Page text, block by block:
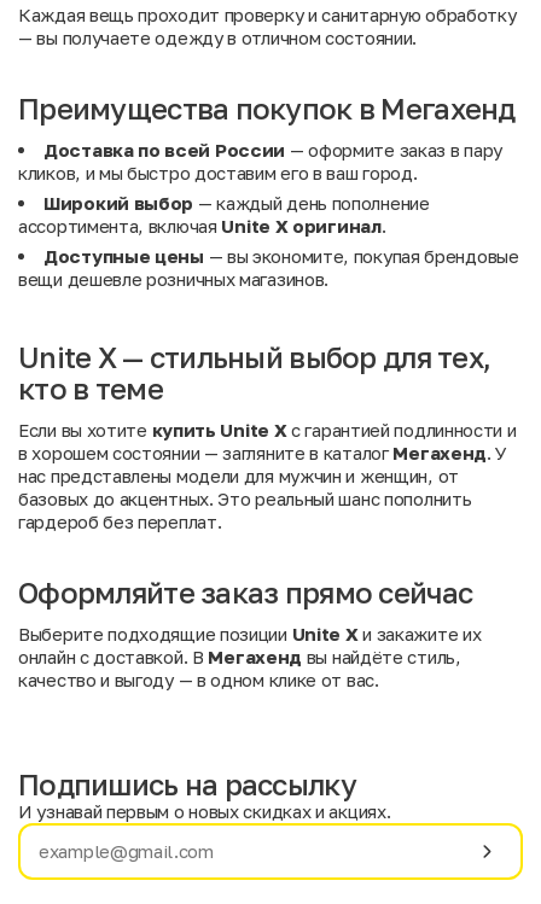
Каждая вещь проходит проверку и санитарную обработку
— вы получаете одежду в отличном состоянии.
Преимущества покупок в Мегахенд
Доставка по всей России — оформите заказ в пару
кликов, и мы быстро доставим его в ваш город.
Широкий выбор — каждый день пополнение
ассортимента, включая Unite X оригинал.
Доступные цены — вы экономите, покупая брендовые
вещи дешевле розничных магазинов.
Unite X — стильный выбор для тех,
кто в теме
Если вы хотите купить Unite Xс гарантией подлинности и
в хорошем состоянии — загляните в каталогМегахенд. У
нас представлены модели для мужчин и женщин, от
базовых до акцентных. Это реальный шанс пополнить
гардероб без переплат.
Оформляйте заказ прямо сейчас
Выберите подходящие позиции Unite Xи закажите их
онлайн с доставкой. В Мегахенд вы найдёте стиль,
качество и выгоду — в одном клике от вас.
Имя
Подпишись на рассылку
И узнавай первым о новых скидках и акциях.